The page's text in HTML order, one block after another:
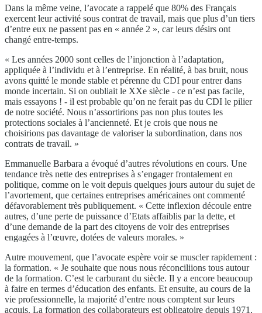
Dans la même veine, l’avocate a rappelé que 80% des Français
exercent leur activité sous contrat de travail, mais que plus d’un tiers
d’entre eux ne passent pas en « année 2 », car leurs désirs ont
changé entre-temps.
« Les années 2000 sont celles de l’injonction à l’adaptation,
appliquée à l’individu et à l’entreprise. En réalité, à bas bruit, nous
avons quitté le monde stable et pérenne du CDI pour entrer dans
monde incertain. Si on oubliait le XXe siècle - ce n’est pas facile,
mais essayons ! - il est probable qu’on ne ferait pas du CDI le pilier
de notre société. Nous n’assortirions pas non plus toutes les
protections sociales à l’ancienneté. Et je crois que nous ne
choisirions pas davantage de valoriser la subordination, dans nos
contrats de travail. »
Emmanuelle Barbara a évoqué d’autres révolutions en cours. Une
tendance très nette des entreprises à s’engager frontalement en
politique, comme on le voit depuis quelques jours autour du sujet de
l’avortement, que certaines entreprises américaines ont commenté
défavorablement très publiquement. « Cette inflexion découle entre
autres, d’une perte de puissance d’Etats affaiblis par la dette, et
d’une demande de la part des citoyens de voir des entreprises
engagées à l’œuvre, dotées de valeurs morales. »
Autre mouvement, que l’avocate espère voir se muscler rapidement :
la formation. « Je souhaite que nous nous réconciliions tous autour
de la formation. C’est le carburant du siècle. Il y a encore beaucoup
à faire en termes d’éducation des enfants. Et ensuite, au cours de la
vie professionnelle, la majorité d’entre nous comptent sur leurs
acquis. La formation des collaborateurs est obligatoire depuis 1971,